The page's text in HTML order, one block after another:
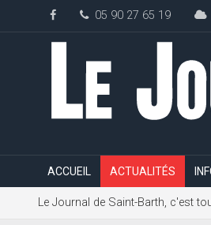
05 90 27 65 19
ACCUEIL ACTUALITÉS
Le Journal de Saint-Barth, c'est